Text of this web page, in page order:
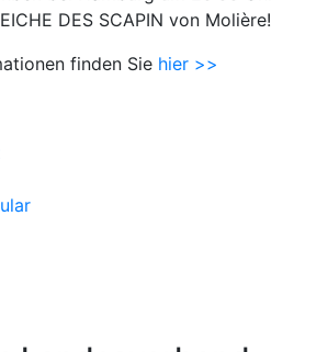
DES SCAPIN von Molière!
finden Sie hier >>